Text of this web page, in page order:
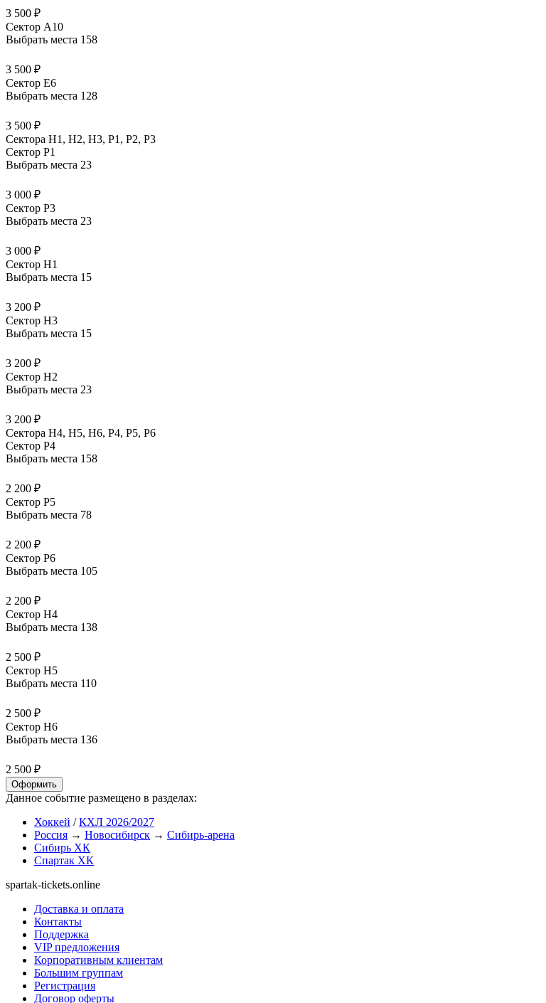
3 500 ₽
Сектор A10
Выбрать места 158
3 500 ₽
Сектор E6
Выбрать места 128
3 500 ₽
Сектора Н1, Н2, Н3, Р1, Р2, Р3
Сектор P1
Выбрать места 23
3 000 ₽
Сектор P3
Выбрать места 23
3 000 ₽
Сектор H1
Выбрать места 15
3 200 ₽
Сектор H3
Выбрать места 15
3 200 ₽
Сектор H2
Выбрать места 23
3 200 ₽
Сектора Н4, Н5, Н6, Р4, Р5, Р6
Сектор P4
Выбрать места 158
2 200 ₽
Сектор P5
Выбрать места 78
2 200 ₽
Сектор P6
Выбрать места 105
2 200 ₽
Сектор H4
Выбрать места 138
2 500 ₽
Сектор H5
Выбрать места 110
2 500 ₽
Сектор H6
Выбрать места 136
2 500 ₽
Оформить
Данное событие размещено в разделах:
Хоккей /КХЛ 2026/2027
Россия → Новосибирск → Сибирь-арена
Сибирь ХК
Спартак ХК
spartak-tickets.online
Доставка и оплата
Контакты
Поддержка
VIP предложения
Корпоративным клиентам
Большим группам
Регистрация
Договор оферты